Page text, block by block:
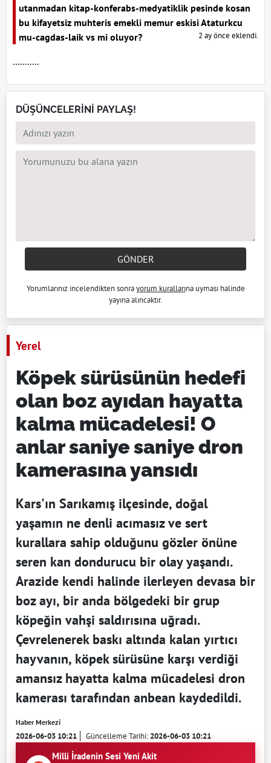
utanmadan kitap-konferabs-medyatiklik pesinde kosan
bu kifayetsiz muhteris emekli memur eskisi Ataturkcu
mu-cagdas-laik vs mi oluyor?
2 ay önce eklendi.
...........
DÜŞÜNCELERİNİ PAYLAŞ!
GÖNDER
Yorumlarınız incelendikten sonrayorum kurallarına uyması halinde
yayına alıncaktır.
Yerel
Köpek sürüsünün hedefi
olan boz ayıdan hayatta
kalma mücadelesi! O
anlar saniye saniye dron
kamerasına yansıdı
Kars'ın Sarıkamış ilçesinde, doğal
yaşamın ne denli acımasız ve sert
kurallara sahip olduğunu gözler önüne
seren kan dondurucu bir olay yaşandı.
Arazide kendi halinde ilerleyen devasa bir
boz ayı, bir anda bölgedeki bir grup
köpeğin vahşi saldırısına uğradı.
Çevrelenerek baskı altında kalan yırtıcı
hayvanın, köpek sürüsüne karşı verdiği
amansız hayatta kalma mücadelesi dron
kamerası tarafından anbean kaydedildi.
Haber Merkezi
2026-06-03 10:21 Güncelleme Tarihi:2026-06-03 10:21
Milli İradenin Sesi Yeni Akit